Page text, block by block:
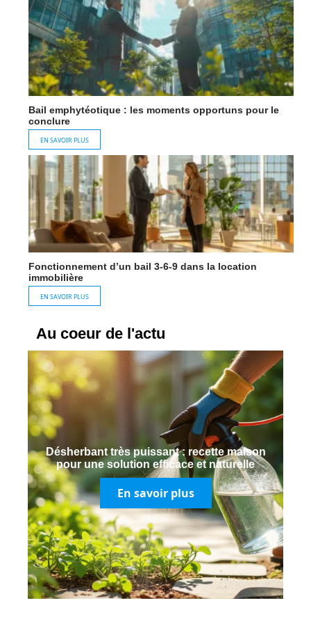
Bail emphytéotique : les moments opportuns pour le
conclure
EN SAVOIR PLUS
Fonctionnement d’un bail 3-6-9 dans la location
immobilière
EN SAVOIR PLUS
Au coeur de l'actu
Désherbant très puissant : recette maison
pour une solution efficace et naturelle
En savoir plus